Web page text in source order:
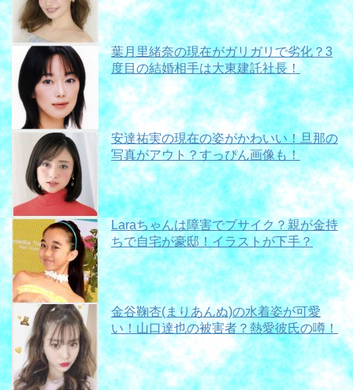
葉月里緒奈の現在がガリガリで劣化？3
度目の結婚相手は大東建託社長！
安達祐実の現在の姿がかわいい！旦那の
写真がアウト？すっぴん画像も！
Laraちゃんは障害でブサイク？親が金持
ちで自宅が豪邸！イラストが下手？
金谷鞠杏(まりあんぬ)の水着姿が可愛
い！山口達也の被害者？熱愛彼氏の噂！